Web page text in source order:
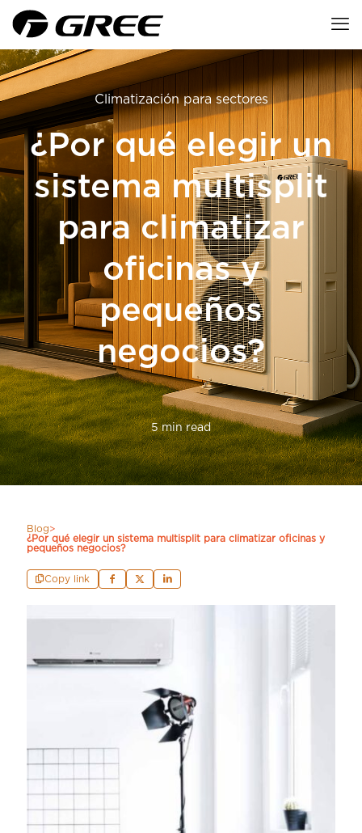
Climatización para sectores
¿Por qué elegir un
sistema multisplit
para climatizar
oficinas y
pequeños
negocios?
5 min read
Blog>
¿Por qué elegir un sistema multisplit para climatizar oficinas y
pequeños negocios?
Copy link